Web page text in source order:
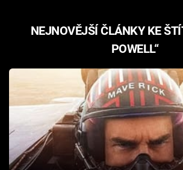
Seriály
Hry
NEJNOVĚJŠÍ ČLÁNKY KE
POWELL“